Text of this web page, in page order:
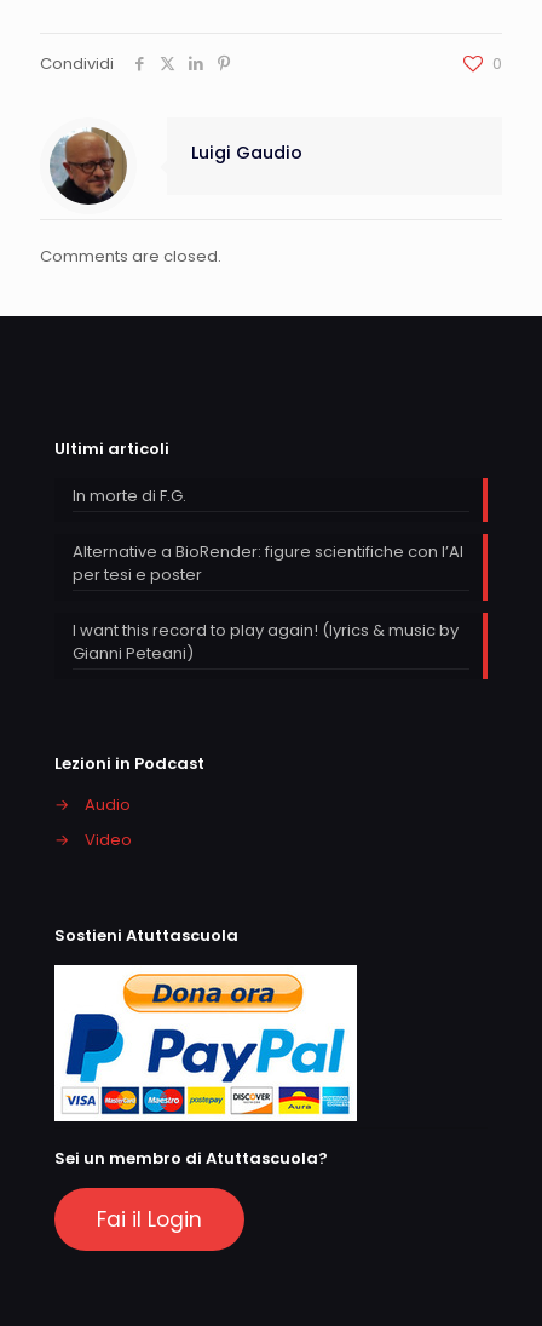
Condividi 0
Luigi Gaudio
Comments are closed.
Ultimi articoli
In morte di F.G.
Alternative a BioRender: figure scientifiche con l’AI
per tesi e poster
I want this record to play again! (lyrics & music by
Gianni Peteani)
Lezioni in Podcast
→
Audio
→
Video
Sostieni Atuttascuola
Sei un membro di Atuttascuola?
Fai il Login